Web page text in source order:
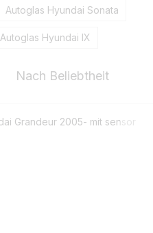
Autoglas Hyundai Sonata
Autoglas Hyundai IX
Nach Beliebtheit